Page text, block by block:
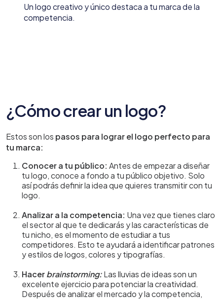
Un logo creativo y único destaca a tu marca de la
competencia.
¿Cómo crear un logo?
Estos son los pasos para lograr el logo perfecto para
tu marca:
Conocer a tu público: Antes de empezar a diseñar
tu logo, conoce a fondo a tu público objetivo. Solo
así podrás definir la idea que quieres transmitir con tu
logo.
Analizar a la competencia: Una vez que tienes claro
el sector al que te dedicarás y las características de
tu nicho, es el momento de estudiar a tus
competidores. Esto te ayudará a identificar patrones
y estilos de logos, colores y tipografías.
Hacerbrainstorming:Las lluvias de ideas son un
excelente ejercicio para potenciar la creatividad.
Después de analizar el mercado y la competencia,